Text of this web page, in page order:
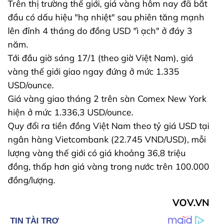
Trên thị trường thế giới, giá vàng hôm nay đã bắt
đầu có dấu hiệu "hạ nhiệt" sau phiên tăng mạnh
lên đỉnh 4 tháng do đồng USD "ì ạch" ở đáy 3
năm.
Tới đầu giờ sáng 17/1 (theo giờ Việt Nam), giá
vàng thế giới giao ngay đứng ở mức 1.335
USD/ounce.
Giá vàng giao tháng 2 trên sàn Comex New York
hiện ở mức 1.336,3 USD/ounce.
Quy đổi ra tiền đồng Việt Nam theo tỷ giá USD tại
ngân hàng Vietcombank (22.745 VND/USD), mỗi
lượng vàng thế giới có giá khoảng 36,8 triệu
đồng, thấp hơn giá vàng trong nước trên 100.000
đồng/lượng.
VOV.VN